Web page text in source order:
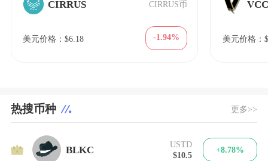
CIRRUS CIRRUS币
美元价格：$6.18 -1.94% 美元价格：
热搜币种 更多>>
1 BLKC
USTD
$10.5
+8.78%